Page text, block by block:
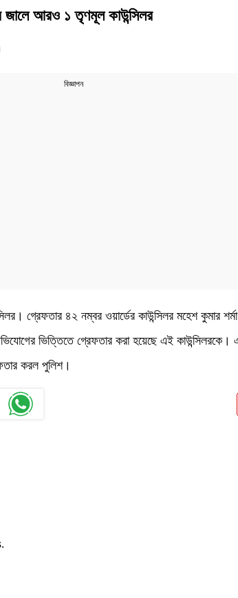
আরও ১ তৃণমূল কাউন্সিলর
গ্রেফতার ৪২ নম্বর ওয়ার্ডের কাউন্সিলর মহেশ কুমার
ভিত্তিতে গ্রেফতার করা হয়েছে এই
করল পুলিশ।